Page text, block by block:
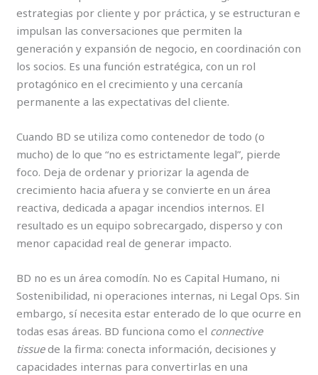
estrategias por cliente y por práctica, y se estructuran e
impulsan las conversaciones que permiten la
generación y expansión de negocio, en coordinación con
los socios. Es una función estratégica, con un rol
protagónico en el crecimiento y una cercanía
permanente a las expectativas del cliente.
Cuando BD se utiliza como contenedor de todo (o
mucho) de lo que “no es estrictamente legal”, pierde
foco. Deja de ordenar y priorizar la agenda de
crecimiento hacia afuera y se convierte en un área
reactiva, dedicada a apagar incendios internos. El
resultado es un equipo sobrecargado, disperso y con
menor capacidad real de generar impacto.
BD no es un área comodín. No es Capital Humano, ni
Sostenibilidad, ni operaciones internas, ni Legal Ops. Sin
embargo, sí necesita estar enterado de lo que ocurre en
todas esas áreas. BD funciona como el connective
tissuede la firma: conecta información, decisiones y
capacidades internas para convertirlas en una